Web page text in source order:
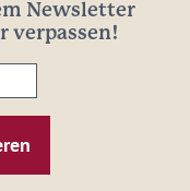
Newsletter
verpassen!